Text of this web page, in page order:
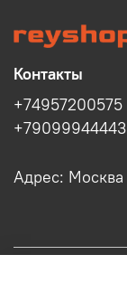
Контакты
+74957200575
+79099944443
Адрес: Москва